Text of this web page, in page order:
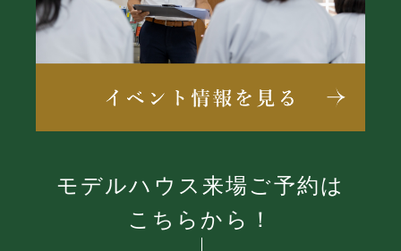
モデルハウス来場ご予約は
こちらから！